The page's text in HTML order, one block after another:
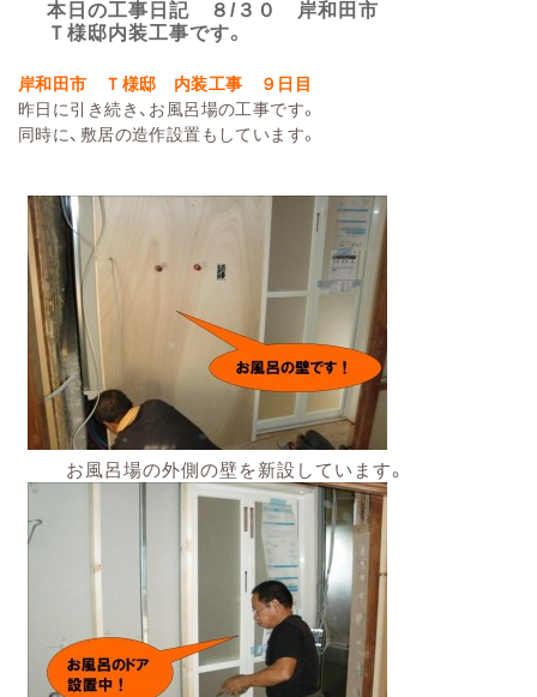
本日の工事日記 ８/３０ 岸和田市
Ｔ様邸内装工事です。
岸和田市 Ｔ様邸 内装工事 ９日目
昨日に引き続き、お風呂場の工事です。
同時に、敷居の造作設置もしています。
お風呂場の外側の壁を新設しています。